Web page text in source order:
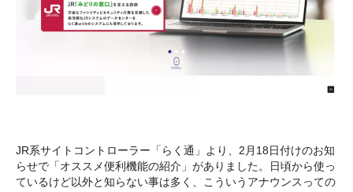
JR系サイトコントローラー「らく通」より、2月18日付けのお知
らせで「オススメ便利機能の紹介」がありました。日頃から使っ
ているけど以外と知らない事は多く、こういうアナウンスっての